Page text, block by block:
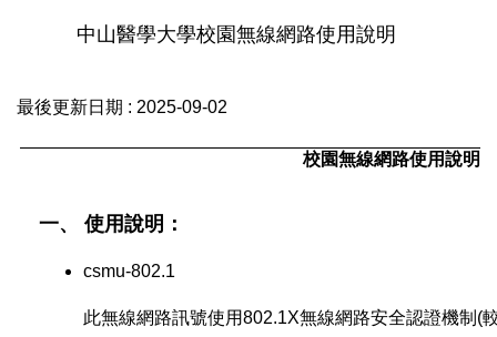
中山醫學大學校園無線網路使用說明
最後更新日期 : 2025-09-02
校園無線網路使用說明
一、 使用說明：
csmu-802.1
此無線網路訊號使用802.1X無線網路安全認證機制(